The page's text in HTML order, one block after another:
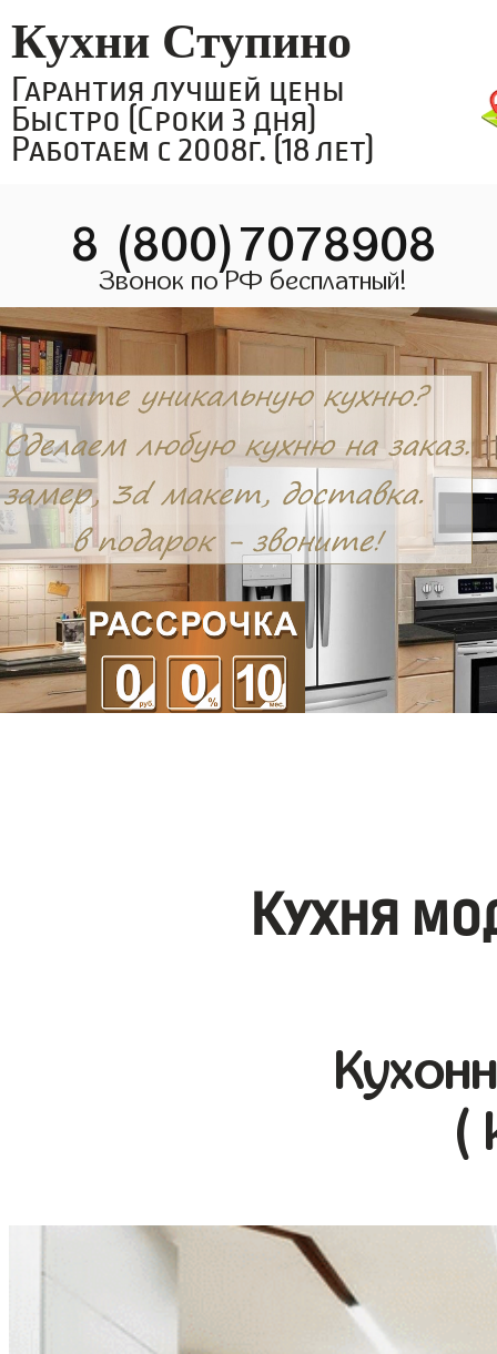
Кухни Ступино
Гарантия лучшей цены
Быстро (Сроки 3 дня)
Работаем с 2008г. (18 лет)
8 (800)7078908
Звонок по РФ бесплатный!
Кухня
(